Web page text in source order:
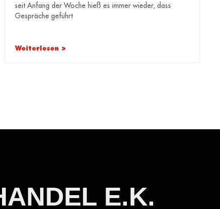
seit Anfang der Woche hieß es immer wieder, dass
Gespräche geführt
Weiterlesen >
E.K.